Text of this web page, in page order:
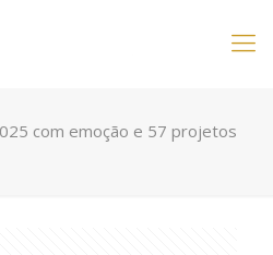
com emoção e 57 projetos